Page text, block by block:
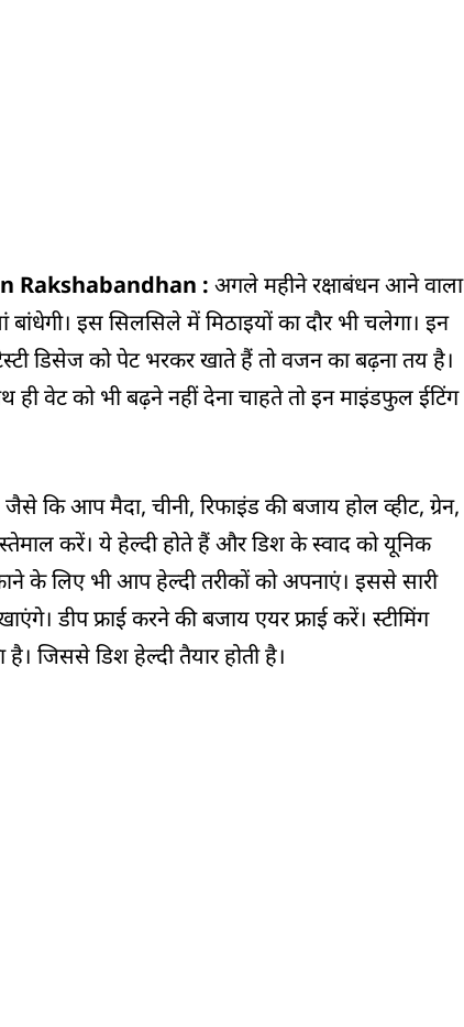
Rakshabandhan : अगले महीने रक्षाबंधन आने वाला
इस सिलसिले में मिठाइयों का दाैर भी चलेगा। इन
डिसेज को पेट भरकर खाते हैं तो वजन का बढ़ना तय है।
वेट को भी बढ़ने नहीं देना चाहते तो इन माइंडफुल ईटिंग
जैसे कि आप मैदा, चीनी, रिफाइंड की बजाय होल व्हीट, ग्रेन,
करें। ये हेल्दी होते हैं और डिश के स्वाद को यूनिक
के लिए भी आप हेल्दी तरीकों को अपनाएं। इससे सारी
डीप फ्राई करने की बजाय एयर फ्राई करें। स्टीमिंग
जिससे डिश हेल्दी तैयार होती है।